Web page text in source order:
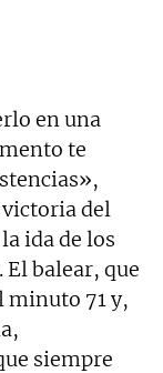
en una
te
del
ida de los
balear, que
minuto 71 y,
siempre